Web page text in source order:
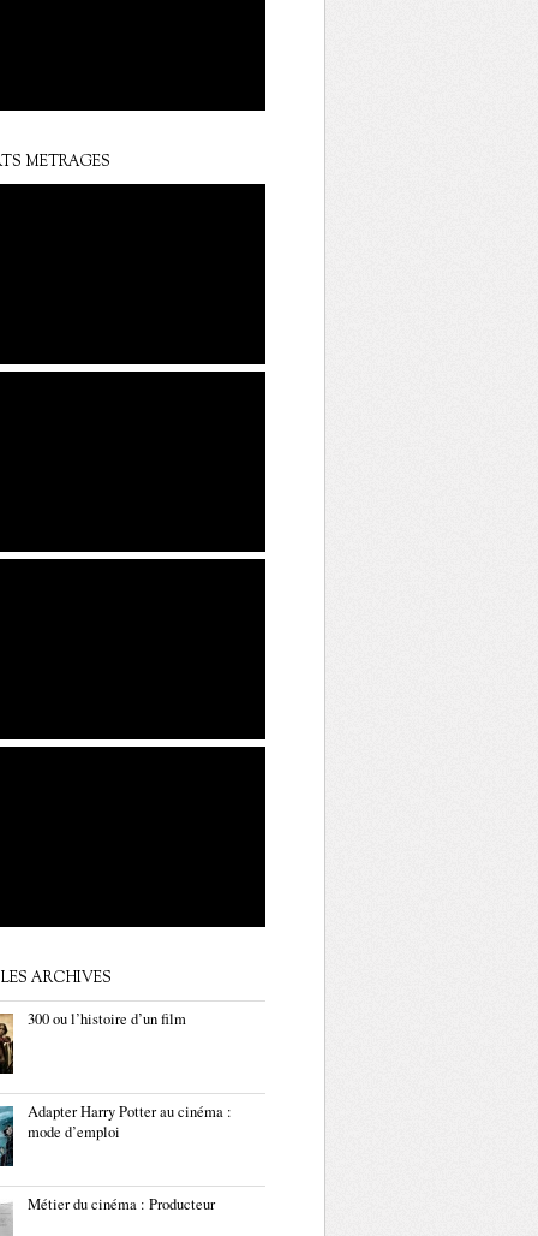
METRAGES
ARCHIVES
300 ou l’histoire d’un film
Adapter Harry Potter au cinéma :
mode d’emploi
Métier du cinéma : Producteur